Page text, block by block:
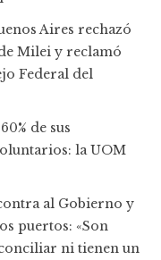
Aires rechazó
Milei y reclamó
Federal del
de sus
la UOM
al Gobierno y
puertos: «Son
ni tienen un